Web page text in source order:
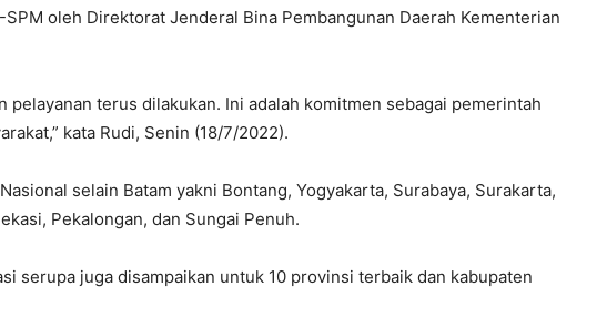
oleh Direktorat Jenderal Bina Pembangunan Daerah Kementerian
pelayanan terus dilakukan. Ini adalah komitmen sebagai pemerintah
kata Rudi, Senin (18/7/2022).
selain Batam yakni Bontang, Yogyakarta, Surabaya, Surakarta,
Pekalongan, dan Sungai Penuh.
serupa juga disampaikan untuk 10 provinsi terbaik dan kabupaten